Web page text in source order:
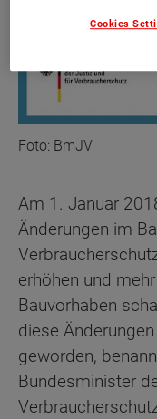
Foto: BmJV
Am 1. Januar
Änderungen im
erhöhen und
Bauvorhaben
diese Änderungen
geworden,
Bundesminister
Cookies